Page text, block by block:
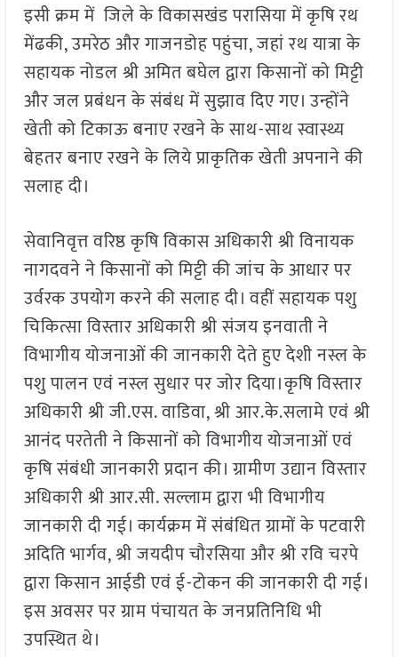
इसी क्रम में जिले के विकासखंड परासिया में कृषि रथ
मेंढकी, उमरेठ और गाजनडोह पहुंचा, जहां रथ यात्रा के
सहायक नोडल श्री अमित बघेल द्वारा किसानों को मिट्टी
और जल प्रबंधन के संबंध में सुझाव दिए गए। उन्होंने
खेती को टिकाऊ बनाए रखने के साथ-साथ स्वास्थ्य
बेहतर बनाए रखने के लिये प्राकृतिक खेती अपनाने की
सलाह दी।
सेवानिवृत्त वरिष्ठ कृषि विकास अधिकारी श्री विनायक
नागदवने ने किसानों को मिट्टी की जांच के आधार पर
उर्वरक उपयोग करने की सलाह दी। वहीं सहायक पशु
चिकित्सा विस्तार अधिकारी श्री संजय इनवाती ने
विभागीय योजनाओं की जानकारी देते हुए देशी नस्ल के
पशु पालन एवं नस्ल सुधार पर जोर दिया।कृषि विस्तार
अधिकारी श्री जी.एस. वाडिवा, श्री आर.के.सलामे एवं श्री
आनंद परतेती ने किसानों को विभागीय योजनाओं एवं
कृषि संबंधी जानकारी प्रदान की। ग्रामीण उद्यान विस्तार
अधिकारी श्री आर.सी. सल्लाम द्वारा भी विभागीय
जानकारी दी गई। कार्यक्रम में संबंधित ग्रामों के पटवारी
अदिति भार्गव, श्री जयदीप चौरसिया और श्री रवि चरपे
द्वारा किसान आईडी एवं ई-टोकन की जानकारी दी गई।
इस अवसर पर ग्राम पंचायत के जनप्रतिनिधि भी
उपस्थित थे।